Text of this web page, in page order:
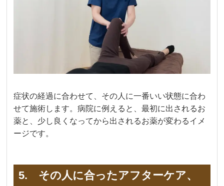
症状の経過に合わせて、その人に一番いい状態に合わ
せて施術します。病院に例えると、最初に出されるお
薬と、少し良くなってから出されるお薬が変わるイメ
ージです。
5. その人に合ったアフターケア、